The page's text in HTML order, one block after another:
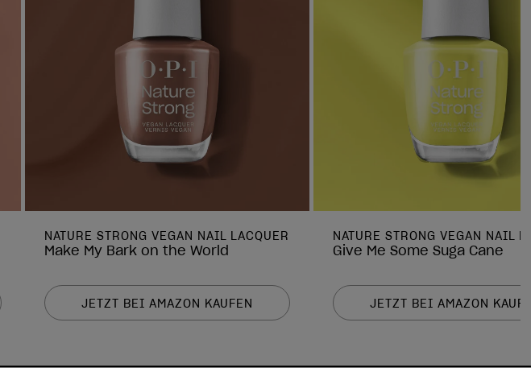
NATURE STRONG VEGAN NAIL LACQUER
Make My Bark on the World
JETZT BEI AMAZON KAUFEN
NATURE STRONG VEGAN NAIL
Give Me Some Suga Cane
JETZT BEI AMAZON